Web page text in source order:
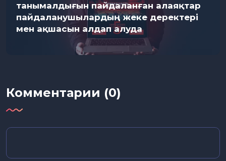
танымалдығын пайдаланған алаяқтар
пайдаланушылардың жеке деректері
мен ақшасын алдап алуда
Комментарии (0)